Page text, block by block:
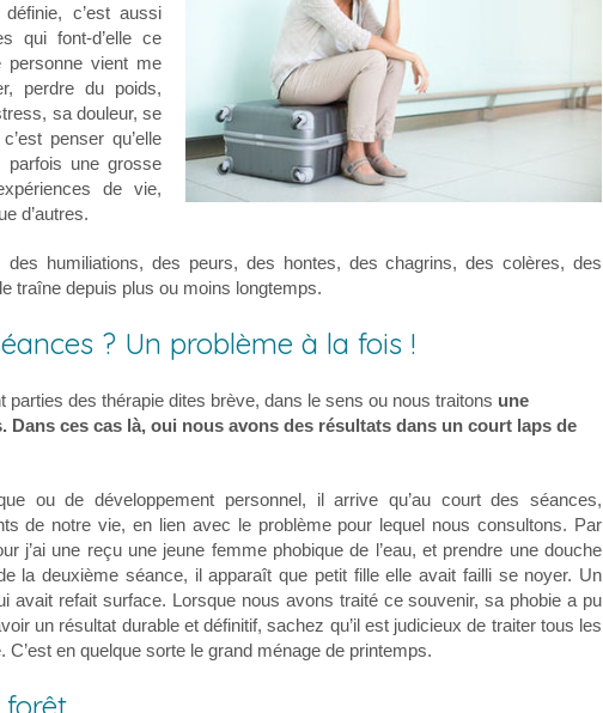
c’est aussi
qui font-d’elle ce
personne vient me
perdre du poids,
sa douleur, se
penser qu’elle
une grosse
de vie,
d’autres.
des humiliations, des peurs, des hontes, des chagrins, des colères, des
traîne depuis plus ou moins longtemps.
? Un problème à la fois !
parties des thérapie dites brève, dans le sens ou nous traitons une
Dans ces cas là, oui nous avons des résultats dans un court laps de
ou de développement personnel, il arrive qu’au court des séances,
de notre vie, en lien avec le problème pour lequel nous consultons. Par
j’ai une reçu une jeune femme phobique de l’eau, et prendre une douche
la deuxième séance, il apparaît que petit fille elle avait failli se noyer. Un
avait refait surface. Lorsque nous avons traité ce souvenir, sa phobie a pu
un résultat durable et définitif, sachez qu’il est judicieux de traiter tous les
en quelque sorte le grand ménage de printemps.
forêt